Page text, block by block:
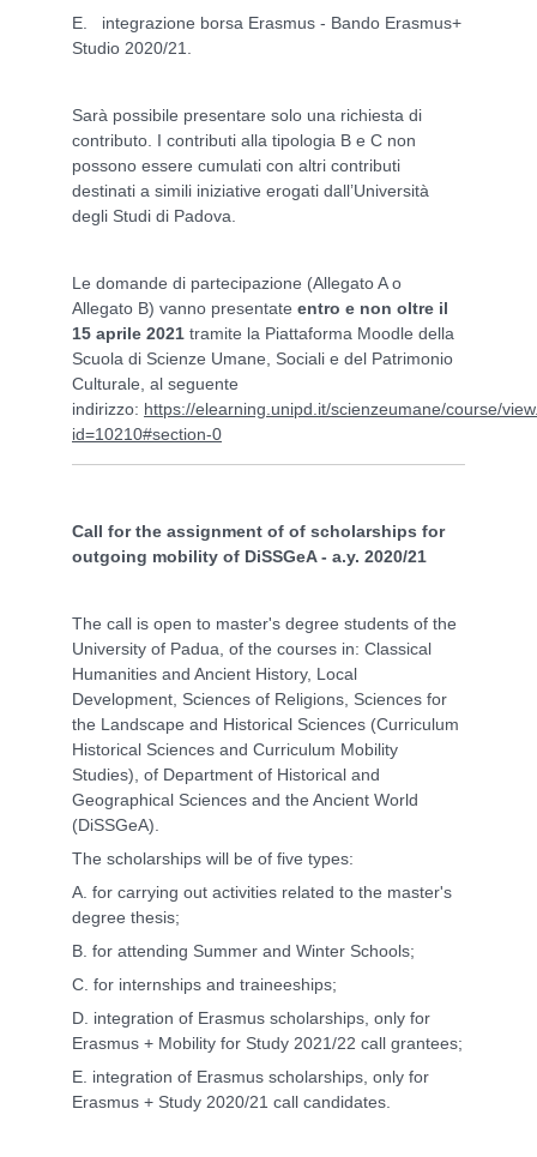
E. integrazione borsa Erasmus - Bando Erasmus+
Studio 2020/21.
Sarà possibile presentare solo una richiesta di
contributo. I contributi alla tipologia B e C non
possono essere cumulati con altri contributi
destinati a simili iniziative erogati dall’Università
degli Studi di Padova.
Le domande di partecipazione (Allegato A o
Allegato B) vanno presentate entro e non oltre il
15 aprile 2021 tramite la Piattaforma Moodle della
Scuola di Scienze Umane, Sociali e del Patrimonio
Culturale, al seguente
indirizzo: https://elearning.unipd.it/scienzeumane/course/
id=10210#section-0
Call for the assignment of of scholarships for
outgoing mobility of DiSSGeA - a.y. 2020/21
The call is open to master's degree students of the
University of Padua, of the courses in: Classical
Humanities and Ancient History, Local
Development, Sciences of Religions, Sciences for
the Landscape and Historical Sciences (Curriculum
Historical Sciences and Curriculum Mobility
Studies), of Department of Historical and
Geographical Sciences and the Ancient World
(DiSSGeA).
The scholarships will be of five types:
A. for carrying out activities related to the master's
degree thesis;
B. for attending Summer and Winter Schools;
C. for internships and traineeships;
D. integration of Erasmus scholarships, only for
Erasmus + Mobility for Study 2021/22 call grantees;
E. integration of Erasmus scholarships, only for
Erasmus + Study 2020/21 call candidates.